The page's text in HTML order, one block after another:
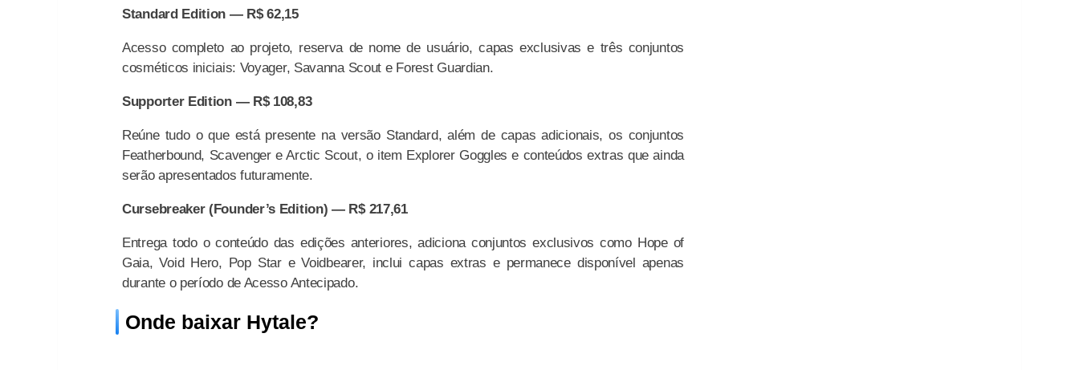
Standard Edition — R$ 62,15
Acesso completo ao projeto, reserva de nome de usuário, capas exclusivas e três conjuntos
cosméticos iniciais: Voyager, Savanna Scout e Forest Guardian.
Supporter Edition — R$ 108,83
Reúne tudo o que está presente na versão Standard, além de capas adicionais, os conjuntos
Featherbound, Scavenger e Arctic Scout, o item Explorer Goggles e conteúdos extras que ainda
serão apresentados futuramente.
Cursebreaker (Founder’s Edition) — R$ 217,61
Entrega todo o conteúdo das edições anteriores, adiciona conjuntos exclusivos como Hope of
Gaia, Void Hero, Pop Star e Voidbearer, inclui capas extras e permanece disponível apenas
durante o período de Acesso Antecipado.
Onde baixar Hytale?